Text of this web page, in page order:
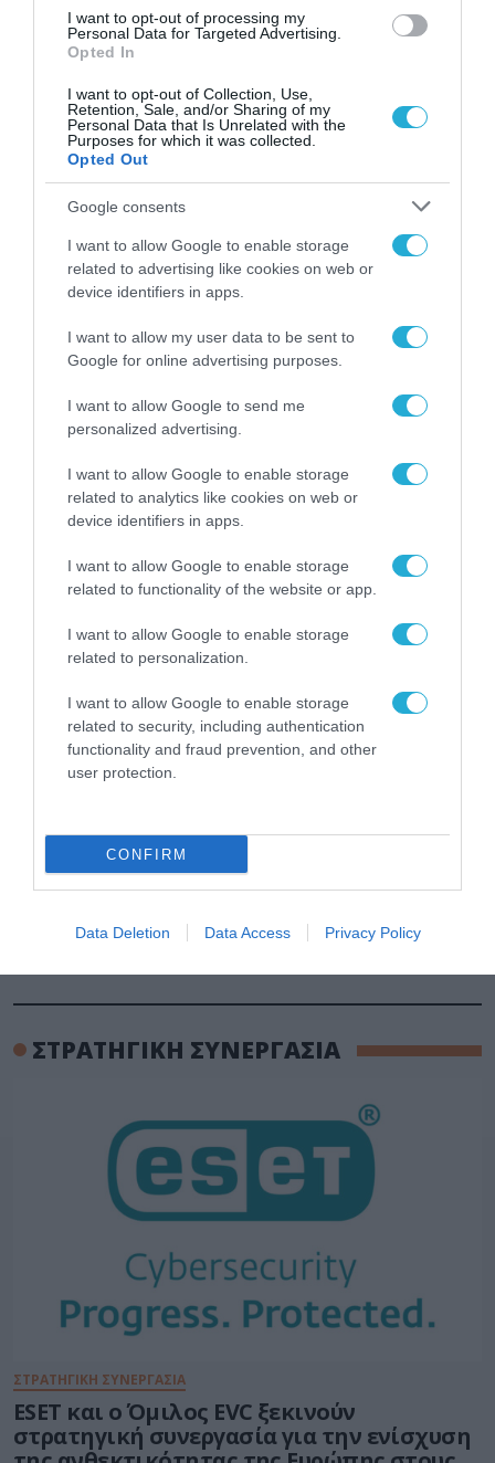
I want to opt-out of processing my
Personal Data for Targeted Advertising.
Opted In
I want to opt-out of Collection, Use,
Retention, Sale, and/or Sharing of my
Personal Data that Is Unrelated with the
Purposes for which it was collected.
Opted Out
Google consents
I want to allow Google to enable storage
related to advertising like cookies on web or
device identifiers in apps.
I want to allow my user data to be sent to
Google for online advertising purposes.
I want to allow Google to send me
personalized advertising.
I want to allow Google to enable storage
related to analytics like cookies on web or
device identifiers in apps.
I want to allow Google to enable storage
related to functionality of the website or app.
I want to allow Google to enable storage
related to personalization.
I want to allow Google to enable storage
related to security, including authentication
functionality and fraud prevention, and other
user protection.
CONFIRM
Data Deletion Data Access Privacy Policy
Το χρηματοδοτούμενο
από την ΕΕ έργο “The
Gaming Police”
ενισχύει την ασφάλεια
των παιδιών στο
διαδίκτυο
31.07.2026
ΑΑΔΕ: Διευκρινίσεις
για τα πρόστιμα σε
παραβάσεις που
31.07.2026
Σ. Καλαφάτης: «Η
δεν είναι απλώς μια
νέα τεχνολογία, είναι
μια νέα βιομηχανική
επανάσταση»
31.07.2026
Νέος οδηγός του ΕΚΤ
για τη χρηματοδότηση
επιχειρήσεων στον
χώρο της άμυνας
βαλίτσα του φετινού
καλοκαιριού έχει την
ΟΛΗ Η ΡΟΗ ΕΙΔΗΣΕΩΝ
ΣΤΡΑΤΗΓΙΚΗ ΣΥΝΕΡΓΑΣΙΑ
ΣΤΡΑΤΗΓΙΚΗ ΣΥΝΕΡΓΑΣΙΑ
ESET και ο Όμιλος EVC ξεκινούν
στρατηγική συνεργασία για την ενίσχυση